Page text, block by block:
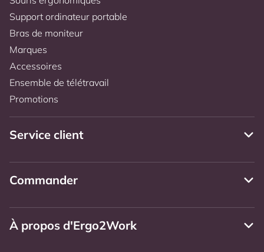
Support ordinateur portable
Bras de moniteur
Marques
Accessoires
Ensemble de télétravail
Promotions
Service client
Commander
À propos d'Ergo2Work